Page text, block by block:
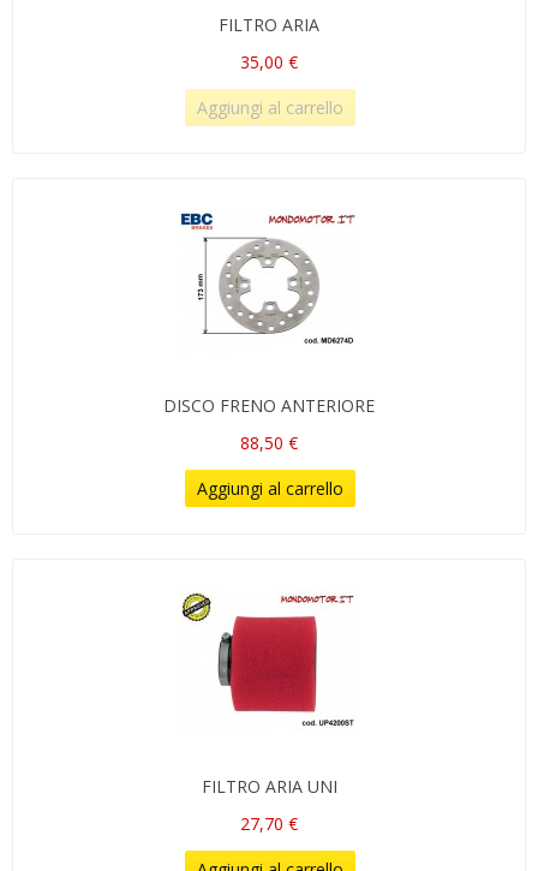
FILTRO ARIA
35,00 €
Aggiungi al carrello
DISCO FRENO ANTERIORE
88,50 €
Aggiungi al carrello
FILTRO ARIA UNI
27,70 €